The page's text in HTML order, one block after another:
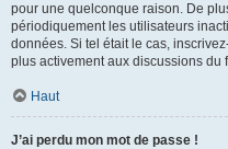
pour une quelconque raison. De
périodiquement les utilisateurs
données. Si tel était le cas,
plus activement aux discussions du
Haut
J’ai perdu mon mot de passe !